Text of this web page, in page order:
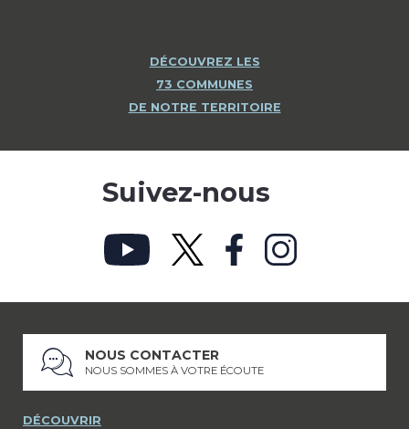
DÉCOUVREZ LES
73 COMMUNES
DE NOTRE TERRITOIRE
Suivez-nous
NOUS CONTACTER
NOUS SOMMES À VOTRE ÉCOUTE
DÉCOUVRIR